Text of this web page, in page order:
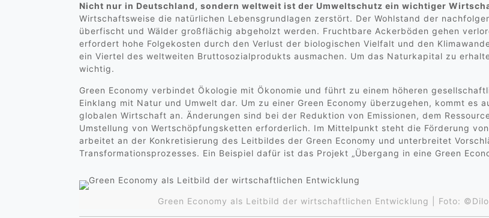
Nicht nur in Deutschland, sondern weltweit ist der Umweltschutz ein wichtiger
Wirtschaftsweise die natürlichen Lebensgrundlagen zerstört. Der Wohlstand der
überfischt und Wälder großflächig abgeholzt werden. Fruchtbare Ackerböden gehen
erfordert hohe Folgekosten durch den Verlust der biologischen Vielfalt und den
ein Viertel des weltweiten Bruttosozialprodukts ausmachen. Um das Naturkapital zu
wichtig.
Green Economy verbindet Ökologie mit Ökonomie und führt zu einem höheren
Einklang mit Natur und Umwelt dar. Um zu einer Green Economy überzugehen, kommt es
globalen Wirtschaft an. Änderungen sind bei der Reduktion von Emissionen, dem
Umstellung von Wertschöpfungsketten erforderlich. Im Mittelpunkt steht die Förderung
arbeitet an der Konkretisierung des Leitbildes der Green Economy und unterbreitet
Transformationsprozesses. Ein Beispiel dafür ist das Projekt „Übergang in eine Green
Green Economy als Leitbild der wirtschaftlichen Entwicklung | Foto: